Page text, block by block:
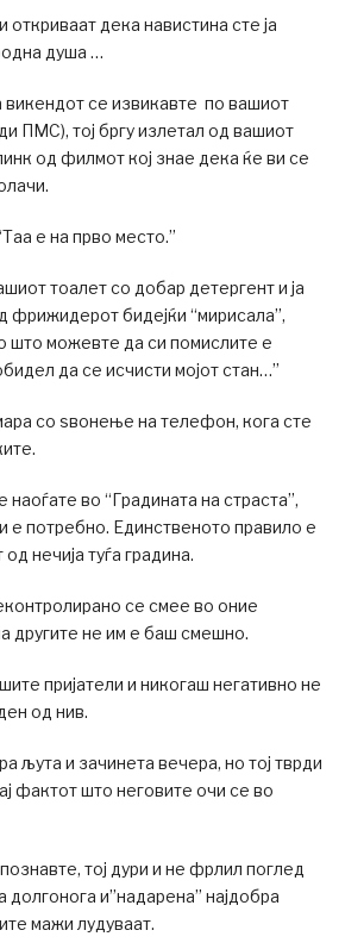
откриваат дека навистина сте ја
душа …
викендот се извикавте по вашиот
ПМС), тој бргу излетал од вашиот
од филмот кој знае дека ќе ви се
е на прво место.”
тоалет со добар детергент и ја
фрижидерот бидејќи “мирисала”,
што можевте да си помислите е
да се исчисти мојот стан…”
со ѕвонење на телефон, кога сте
наоѓате во “Градината на страста”,
е потребно. Единственото правило е
нечија туѓа градина.
се смее во оние
другите не им е баш смешно.
пријатели и никогаш негативно не
од нив.
љута и зачинета вечера, но тој тврди
фактот што неговите очи се во
тој дури и не фрлил поглед
и”надарена” најдобра
мажи лудуваат.